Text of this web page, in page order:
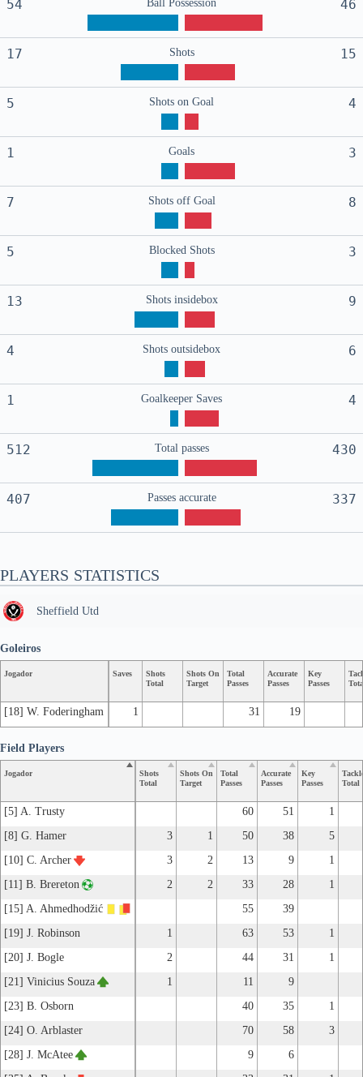
54 Ball Possession 46
17 Shots 15
5 Shots on Goal 4
1 Goals 3
7 Shots off Goal 8
5 Blocked Shots 3
13 Shots insidebox 9
4 Shots outsidebox 6
1 Goalkeeper Saves 4
512 Total passes 430
407 Passes accurate 337
PLAYERS STATISTICS
Sheffield Utd
Jogador Saves
Shots
Total
Shots On
Target
Total
Passes
Accurate
Passes
Key
Passes
[18] W. Foderingham 1 31 19
Goleiros
Jogador
Shots
Total
Shots On
Target
Total
Passes
Accurate
Passes
Key
Passes
Total
[5] A. Trusty 60 51
1
[8] G. Hamer
3 1 50 38
5
[10] C. Archer
3 2 13 9
1
[11] B. Brereton
2 2 33 28
1
[15] A. Ahmedhodžić
55
39
[19] J. Robinson
1 63 53
1
[20] J. Bogle
2 44 31
1
[21] Vinicius Souza
1 11
9
[23] B. Osborn
40 35
1
[24] O. Arblaster
70 58
3
[28] J. McAtee
9
6
Field Players